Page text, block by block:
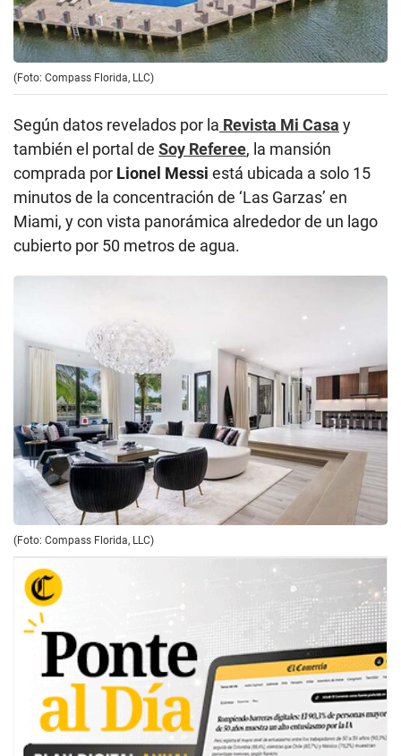
(Foto: Compass Florida, LLC)
Según datos revelados por la Revista Mi Casa y
también el portal de Soy Referee, la mansión
comprada por Lionel Messi está ubicada a solo 15
minutos de la concentración de ‘Las Garzas’ en
Miami, y con vista panorámica alrededor de un lago
cubierto por 50 metros de agua.
(Foto: Compass Florida, LLC)